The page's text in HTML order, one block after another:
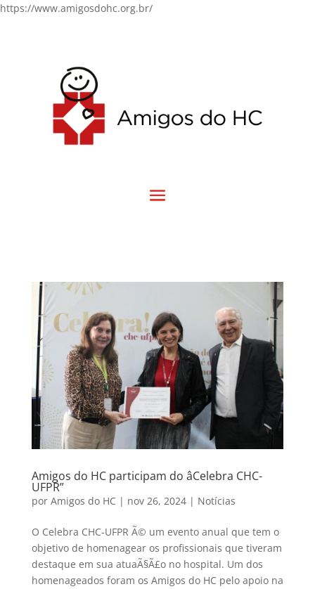
https://www.amigosdohc.org.br/
Amigos do HC participam do âCelebra CHC-
UFPR”
por Amigos do HC | nov 26, 2024| Notícias
O Celebra CHC-UFPR Ã© um evento anual que tem o
objetivo de homenagear os profissionais que tiveram
destaque em sua atuaÃ§Ã£o no hospital. Um dos
homenageados foram os Amigos do HC pelo apoio na